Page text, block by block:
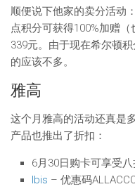
顺便说下他家的卖分活动
点积分可获得100%加赠
339元。由于现在希尔顿
的应该不多。
雅高
这个月雅高的活动还真是
产品也推出了折扣：
6月30日购卡可享受
Ibis – 优惠码